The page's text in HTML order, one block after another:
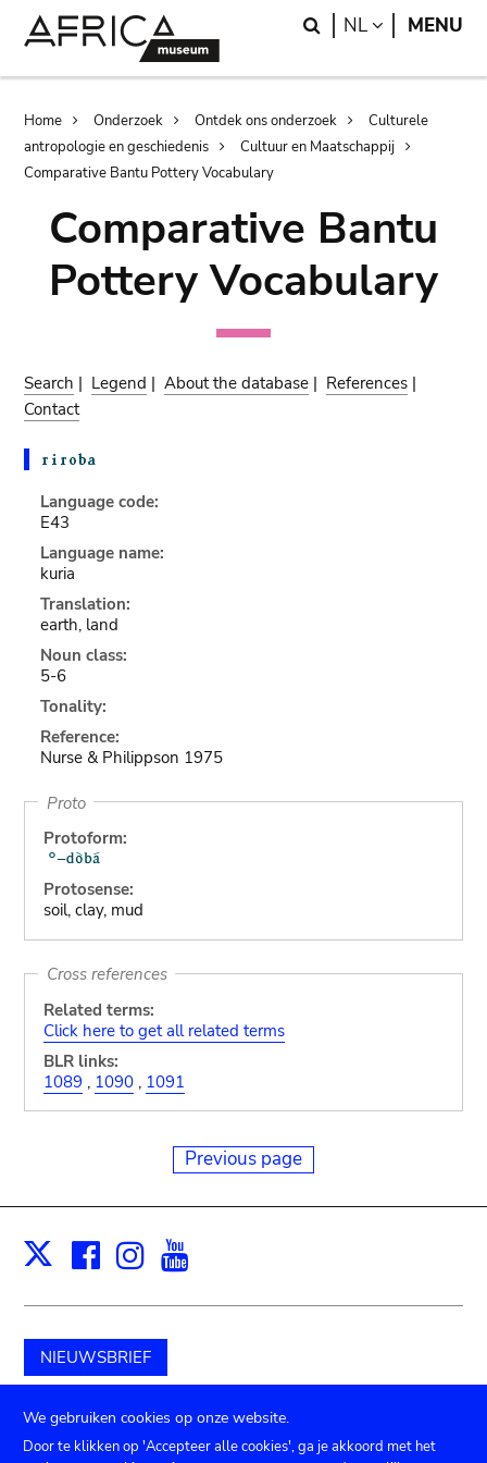
Search
NL LANGUAGE
MENU
Breadcrumb
Home Onderzoek Ontdek ons onderzoek
Culturele
antropologie en geschiedenis
Cultuur en Maatschappij
Comparative Bantu Pottery Vocabulary
Comparative Bantu
Pottery Vocabulary
Search | Legend |About the database | References |
Contact
Language code:
E43
Language name:
kuria
Translation:
earth, land
Noun class:
5-6
Tonality:
Reference:
Nurse & Philippson 1975
Proto
Protoform:
Protosense:
soil, clay, mud
Cross references
Related terms:
Click here to get all related terms
BLR links:
1089 , 1090, 1091
Previous page
X Facebook
Instagram
NIEUWSBRIEF
Schenk aan het museum
We gebruiken cookies op onze website.
Door te klikken op 'Accepteer alle cookies', ga je akkoord met het